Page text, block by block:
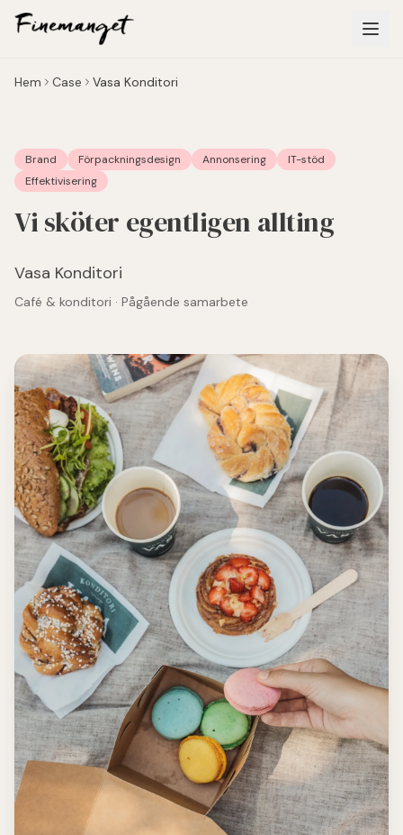
Hoppa till huvudinnehåll
Hem Case Vasa Konditori
Brand Förpackningsdesign Annonsering
IT-stöd
Effektivisering
Vi sköter egentligen allting
Vasa Konditori
Café & konditori · Pågående samarbete